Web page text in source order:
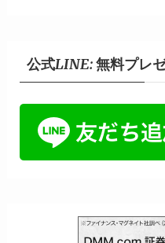
公式LINE: 無料プレ